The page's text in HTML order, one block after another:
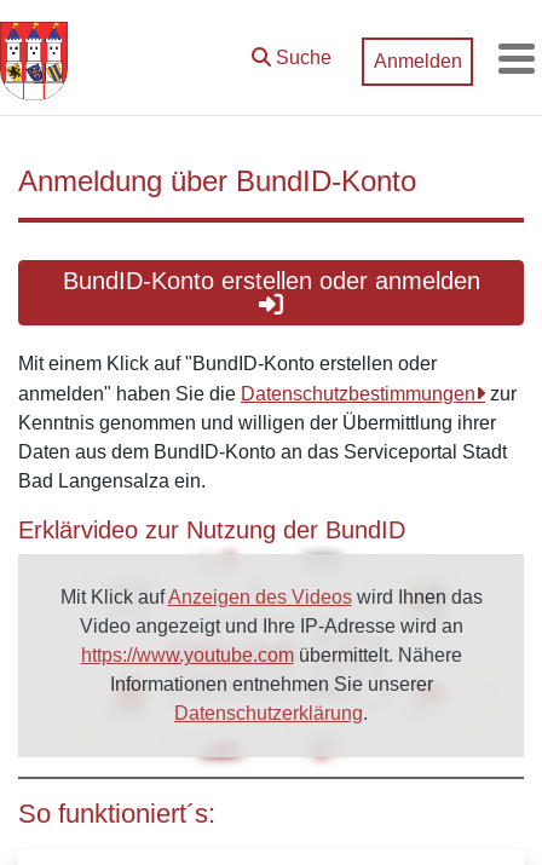
Zum Hauptinhalt springen
Suche Anmelden
Anmeldung über BundID-Konto
BundID-Konto erstellen oder anmelden
Mit einem Klick auf "BundID-Konto erstellen oder
anmelden" haben Sie die Datenschutzbestimmungen
zur
Kenntnis genommen und willigen der Übermittlung ihrer
Daten aus dem BundID-Konto an das Serviceportal Stadt
Bad Langensalza ein.
Erklärvideo zur Nutzung der BundID
Mit Klick aufAnzeigen des Videoswird Ihnen das
Video angezeigt und Ihre IP-Adresse wird an
https://www.youtube.comübermittelt. Nähere
Informationen entnehmen Sie unserer
Datenschutzerklärung.
So funktioniert´s: